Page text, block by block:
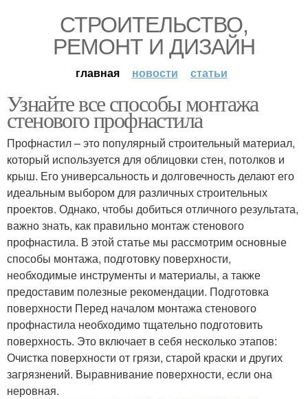
СТРОИТЕЛЬСТВО,
РЕМОНТ И ДИЗАЙН
главная новости статьи
Узнайте все способы монтажа
стенового профнастила
Профнастил – это популярный строительный материал,
который используется для облицовки стен, потолков и
крыш. Его универсальность и долговечность делают его
идеальным выбором для различных строительных
проектов. Однако, чтобы добиться отличного результата,
важно знать, как правильно монтаж стенового
профнастила. В этой статье мы рассмотрим основные
способы монтажа, подготовку поверхности,
необходимые инструменты и материалы, а также
предоставим полезные рекомендации. Подготовка
поверхности Перед началом монтажа стенового
профнастила необходимо тщательно подготовить
поверхность. Это включает в себя несколько этапов:
Очистка поверхности от грязи, старой краски и других
загрязнений. Выравнивание поверхности, если она
неровная.